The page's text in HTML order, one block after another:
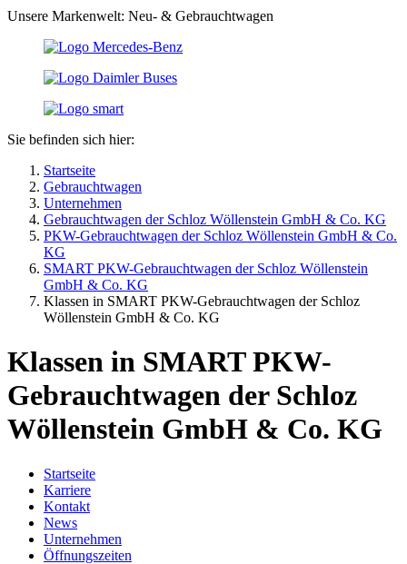
Unsere Markenwelt: Neu- & Gebrauchtwagen
Sie befinden sich hier:
Startseite
Gebrauchtwagen
Unternehmen
Gebrauchtwagen der Schloz Wöllenstein GmbH & Co. KG
PKW-Gebrauchtwagen der Schloz Wöllenstein GmbH & Co.
KG
SMART PKW-Gebrauchtwagen der Schloz Wöllenstein
GmbH & Co. KG
Klassen in SMART PKW-Gebrauchtwagen der Schloz
Wöllenstein GmbH & Co. KG
Klassen in SMART PKW-
Gebrauchtwagen der Schloz
Wöllenstein GmbH & Co. KG
Startseite
Karriere
Kontakt
News
Unternehmen
Öffnungszeiten